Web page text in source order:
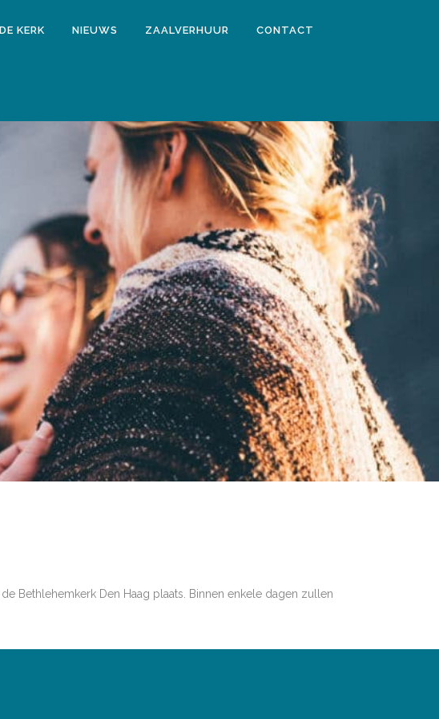
KERK NIEUWS ZAALVERHUUR CONTACT
Bethlehemkerk Den Haag plaats. Binnen enkele dagen zullen